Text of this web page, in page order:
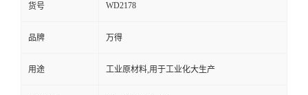
货号 WD2178
品牌 万得
用途 工业原材料,用于工业化大生产